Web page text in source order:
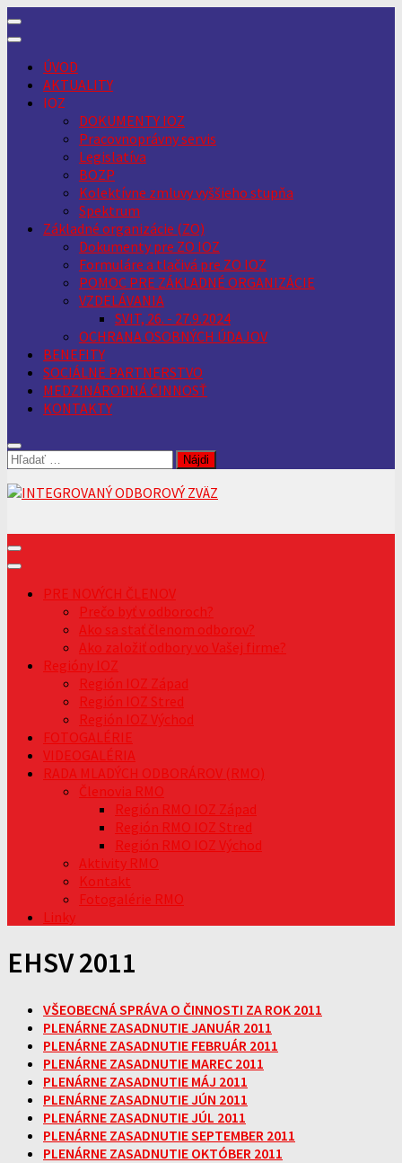
Skip
to
ÚVOD
AKTUALITY
IOZ
DOKUMENTY IOZ
Pracovnoprávny servis
Legislatíva
BOZP
Kolektívne zmluvy vyššieho stupňa
Spektrum
Základné organizácie (ZO)
Dokumenty pre ZO IOZ
Formuláre a tlačivá pre ZO IOZ
POMOC PRE ZÁKLADNÉ ORGANIZÁCIE
VZDELÁVANIA
SVIT, 26. - 27.9.2024
OCHRANA OSOBNÝCH ÚDAJOV
BENEFITY
SOCIÁLNE PARTNERSTVO
MEDZINÁRODNÁ ČINNOSŤ
KONTAKTY
Hľadať:
PRE NOVÝCH ČLENOV
Prečo byť v odboroch?
Ako sa stať členom odborov?
Ako založiť odbory vo Vašej firme?
Regióny IOZ
Región IOZ Západ
Región IOZ Stred
Región IOZ Východ
FOTOGALÉRIE
VIDEOGALÉRIA
RADA MLADÝCH ODBORÁROV (RMO)
Členovia RMO
Región RMO IOZ Západ
Región RMO IOZ Stred
Región RMO IOZ Východ
Aktivity RMO
Kontakt
Fotogalérie RMO
Linky
EHSV 2011
VŠEOBECNÁ SPRÁVA O ČINNOSTI ZA ROK 2011
PLENÁRNE ZASADNUTIE JANUÁR 2011
PLENÁRNE ZASADNUTIE FEBRUÁR 2011
PLENÁRNE ZASADNUTIE MAREC 2011
PLENÁRNE ZASADNUTIE MÁJ 2011
PLENÁRNE ZASADNUTIE JÚN 2011
PLENÁRNE ZASADNUTIE JÚL 2011
PLENÁRNE ZASADNUTIE SEPTEMBER 2011
PLENÁRNE ZASADNUTIE OKTÓBER 2011